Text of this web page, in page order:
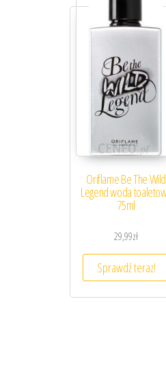
Oriflame Be The Wild
Legend woda
75ml
29,99zł
Sprawdź teraz!